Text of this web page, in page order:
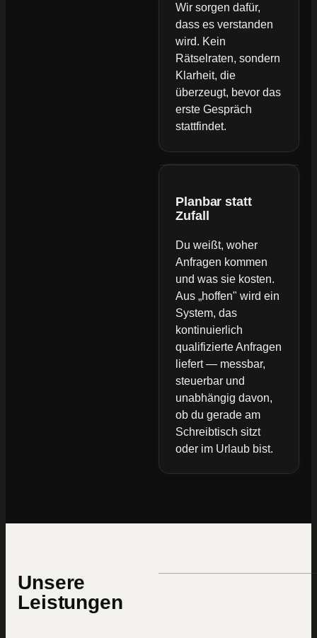
Wir sorgen dafür,
dass es verstanden
wird. Kein
Rätselraten, sondern
Klarheit, die
überzeugt, bevor das
erste Gespräch
stattfindet.
Planbar statt
Zufall
Du weißt, woher
Anfragen kommen
und was sie kosten.
Aus „hoffen" wird ein
System, das
kontinuierlich
qualifizierte Anfragen
liefert — messbar,
steuerbar und
unabhängig davon,
ob du gerade am
Schreibtisch sitzt
oder im Urlaub bist.
Unsere
Leistungen